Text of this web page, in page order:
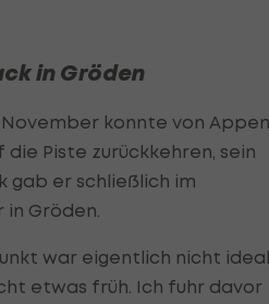
in Gröden
konnte von Appen
Piste zurückkehren, sein
gab er schließlich im
in Gröden.
war eigentlich nicht ideal
etwas früh. Ich fuhr davor